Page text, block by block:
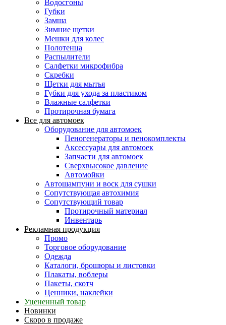
Водосгоны
Губки
Замша
Зимние щетки
Мешки для колес
Полотенца
Распылители
Салфетки микрофибра
Скребки
Щетки для мытья
Губки для ухода за пластиком
Влажные салфетки
Протирочная бумага
Все для автомоек
Оборудование для автомоек
Пеногенераторы и пенокомплекты
Аксессуары для автомоек
Запчасти для автомоек
Сверхвысокое давление
Автомойки
Автошампуни и воск для сушки
Сопутствующая автохимия
Сопутствующий товар
Протирочный материал
Инвентарь
Рекламная продукция
Промо
Торговое оборудование
Одежда
Каталоги, брошюры и листовки
Плакаты, воблеры
Пакеты, скотч
Ценники, наклейки
Уцененный товар
Новинки
Скоро в продаже